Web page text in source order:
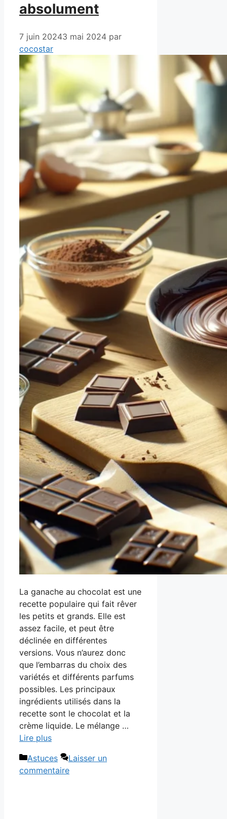
absolument
7 juin 20243 mai 2024 par
cocostar
La ganache au chocolat est une
recette populaire qui fait rêver
les petits et grands. Elle est
assez facile, et peut être
déclinée en différentes
versions. Vous n’aurez donc
que l’embarras du choix des
variétés et différents parfums
possibles. Les principaux
ingrédients utilisés dans la
recette sont le chocolat et la
crème liquide. Le mélange …
Lire plus
Catégories
Astuces
Laisser un
commentaire